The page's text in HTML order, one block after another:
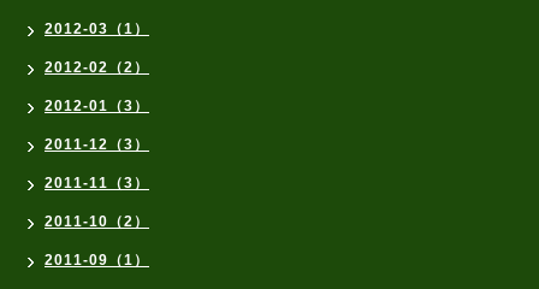
2012-03（1）
2012-02（2）
2012-01（3）
2011-12（3）
2011-11（3）
2011-10（2）
2011-09（1）